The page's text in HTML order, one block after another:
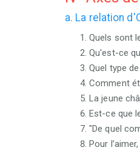
a. La relation
Quels sont
Qu'est-ce
Quel type
Comment
La jeune
Est-ce que
"De quel
Pour